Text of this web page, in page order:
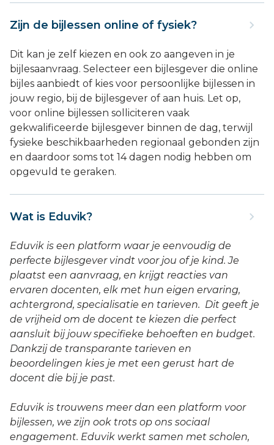
Zijn de bijlessen online of fysiek?
Dit kan je zelf kiezen en ook zo aangeven in je
bijlesaanvraag. Selecteer een bijlesgever die online
bijles aanbiedt of kies voor persoonlijke bijlessen in
jouw regio, bij de bijlesgever of aan huis. Let op,
voor online bijlessen solliciteren vaak
gekwalificeerde bijlesgever binnen de dag, terwijl
fysieke beschikbaarheden regionaal gebonden zijn
en daardoor soms tot 14 dagen nodig hebben om
opgevuld te geraken.
Wat is Eduvik?
Eduvik is een platform waar je eenvoudig de
perfecte bijlesgever vindt voor jou of je kind. Je
plaatst een aanvraag, en krijgt reacties van
ervaren docenten, elk met hun eigen ervaring,
achtergrond, specialisatie en tarieven. Dit geeft je
de vrijheid om de docent te kiezen die perfect
aansluit bij jouw specifieke behoeften en budget.
Dankzij de transparante tarieven en
beoordelingen kies je met een gerust hart de
docent die bij je past.
Eduvik is trouwens meer dan een platform voor
bijlessen, we zijn ook trots op ons sociaal
engagement. Eduvik werkt samen met scholen,